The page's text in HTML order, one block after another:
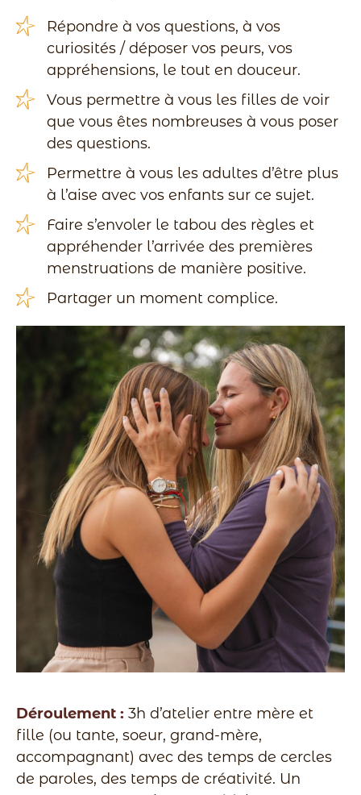
Répondre à vos questions, à vos
curiosités / déposer vos peurs, vos
appréhensions, le tout en douceur.
Vous permettre à vous les filles de voir
que vous êtes nombreuses à vous poser
des questions.
Permettre à vous les adultes d’être plus
à l’aise avec vos enfants sur ce sujet.
Faire s’envoler le tabou des règles et
appréhender l’arrivée des premières
menstruations de manière positive.
Partager un moment complice.
Déroulement : 3h d’atelier entre mère et
fille (ou tante, soeur, grand-mère,
accompagnant) avec des temps de cercles
de paroles, des temps de créativité. Un